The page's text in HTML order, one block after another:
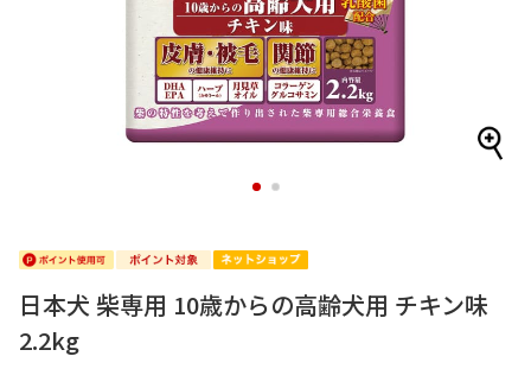
1 2
日本犬 柴専用 10歳からの高齢犬用 チキン味
2.2kg